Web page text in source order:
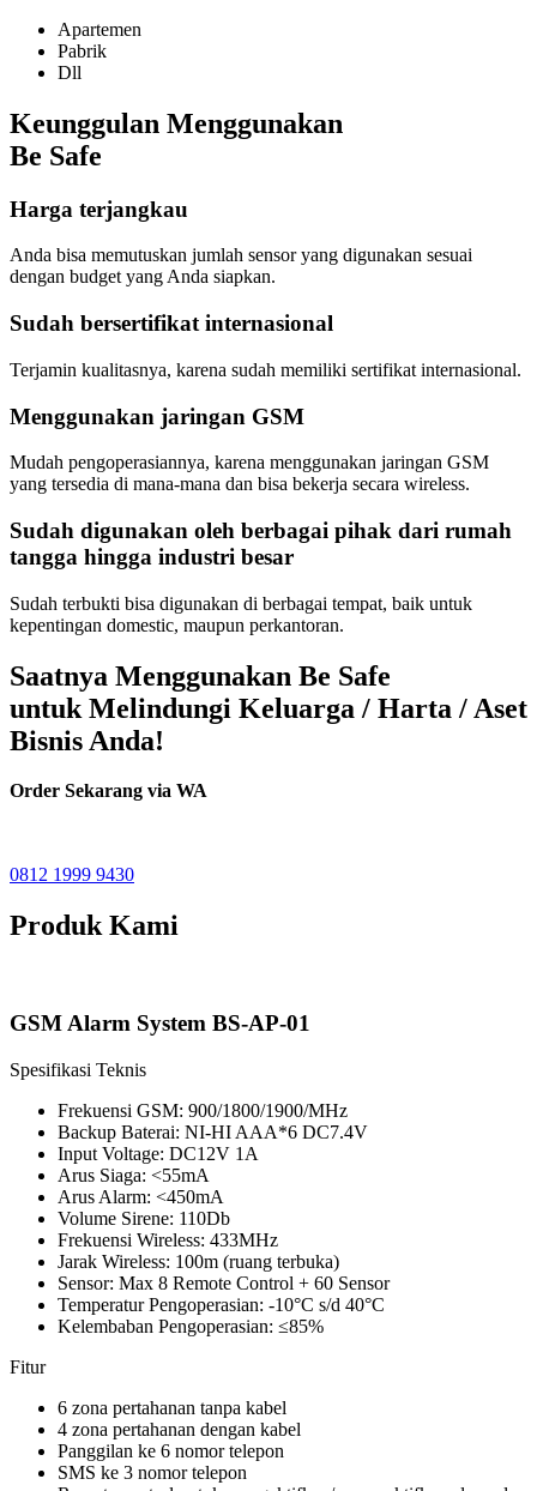
Apartemen
Pabrik
Dll
Keunggulan Menggunakan
Be Safe
Harga terjangkau
Anda bisa memutuskan jumlah sensor yang digunakan sesuai
dengan budget yang Anda siapkan.
Sudah bersertifikat internasional
Terjamin kualitasnya, karena sudah memiliki sertifikat internasional.
Menggunakan jaringan GSM
Mudah pengoperasiannya, karena menggunakan jaringan GSM
yang tersedia di mana-mana dan bisa bekerja secara wireless.
Sudah digunakan oleh berbagai pihak dari rumah
tangga hingga industri besar
Sudah terbukti bisa digunakan di berbagai tempat, baik untuk
kepentingan domestic, maupun perkantoran.
Saatnya Menggunakan Be Safe
untuk Melindungi Keluarga / Harta / Aset
Bisnis Anda!
Order Sekarang via WA
0812 1999 9430
Produk Kami
GSM Alarm System BS-AP-01
Spesifikasi Teknis
Frekuensi GSM: 900/1800/1900/MHz
Backup Baterai: NI-HI AAA*6 DC7.4V
Input Voltage: DC12V 1A
Arus Siaga: <55mA
Arus Alarm: <450mA
Volume Sirene: 110Db
Frekuensi Wireless: 433MHz
Jarak Wireless: 100m (ruang terbuka)
Sensor: Max 8 Remote Control + 60 Sensor
Temperatur Pengoperasian: -10°C s/d 40°C
Kelembaban Pengoperasian: ≤85%
Fitur
6 zona pertahanan tanpa kabel
4 zona pertahanan dengan kabel
Panggilan ke 6 nomor telepon
SMS ke 3 nomor telepon